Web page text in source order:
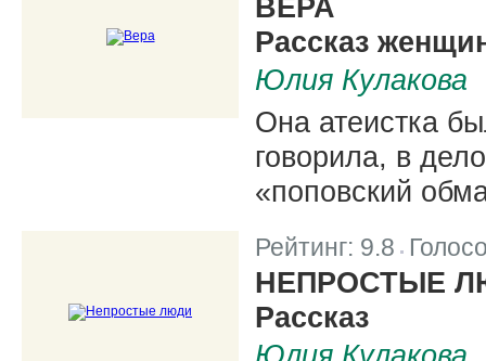
ВЕРА
Рассказ
Юлия Кулакова
Она атеистка
говорила, в
«поповский
Рейтинг: 9.8 |
НЕПРОСТЫЕ
Рассказ